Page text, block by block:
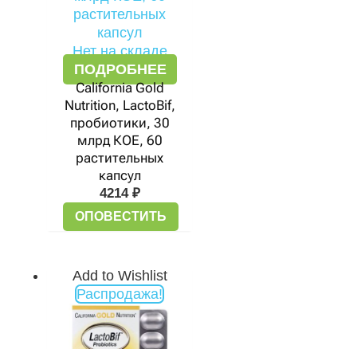
Нет на складе
ПОДРОБНЕЕ
California Gold
Nutrition, LactoBif,
пробиотики, 30
млрд КОЕ, 60
растительных
капсул
4214 ₽
ОПОВЕСТИТЬ
Add to Wishlist
Распродажа!
Первоначальная
цена
составляла
2201 ₽.
Текущая
цена:
1427 ₽.